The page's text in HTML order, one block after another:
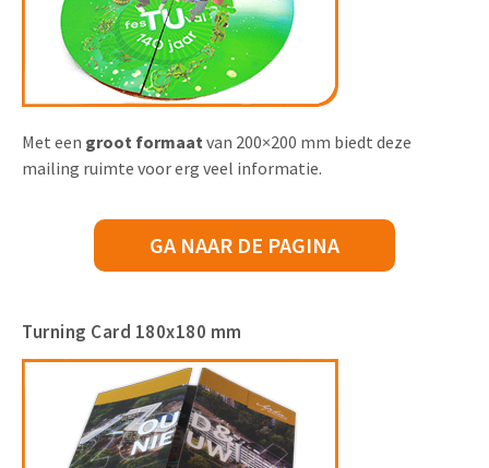
Met een groot formaat van 200×200 mm biedt deze
mailing ruimte voor erg veel informatie.
GA NAAR DE PAGINA
Turning Card 180x180 mm